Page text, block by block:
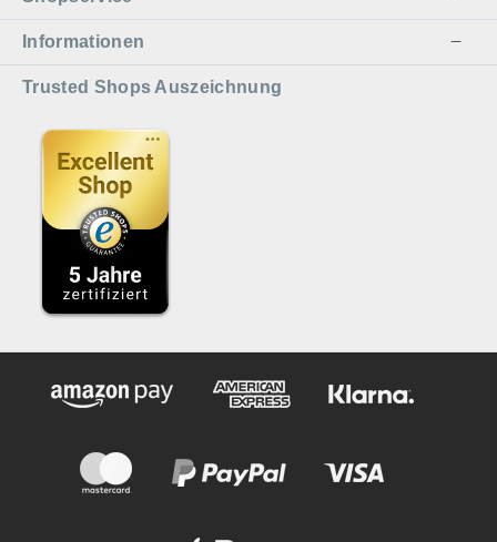
Informationen
Trusted Shops Auszeichnung